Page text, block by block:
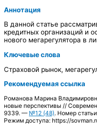
Аннотация
В данной статье
кредитных организаций и
нового мегарегулятора в
Ключевые слова
Страховой рынок,
Рекомендуемая ссылка
Романова Марина
новые перспективы //
9339. — №12 (48). Номер
Режим доступа: https://